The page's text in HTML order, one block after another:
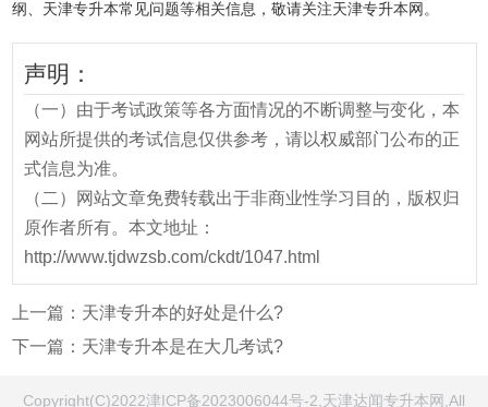
纲、天津专升本常见问题等相关信息，敬请关注天津专升本网。
声明：
（一）由于考试政策等各方面情况的不断调整与变化，本
网站所提供的考试信息仅供参考，请以权威部门公布的正
式信息为准。
（二）网站文章免费转载出于非商业性学习目的，版权归
原作者所有。本文地址：
http://www.tjdwzsb.com/ckdt/1047.html
上一篇： 天津专升本的好处是什么?
下一篇： 天津专升本是在大几考试?
Copyright(C)2022津ICP备2023006044号-2,天津达闻专升本网,All